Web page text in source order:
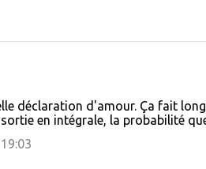
déclaration d'amour. Ça fait
en intégrale, la probabilité